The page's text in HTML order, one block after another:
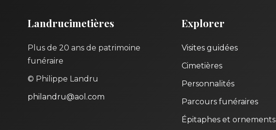
Landrucimetières
Plus de 20 ans de patrimoine
funéraire
© Philippe Landru
philandru@aol.com
Explorer
Visites guidées
Cimetières
Personnalités
Parcours funéraires
Épitaphes et ornements